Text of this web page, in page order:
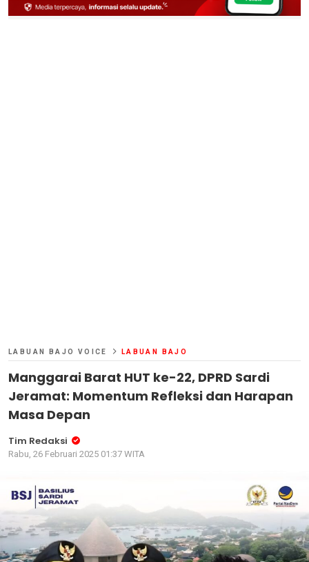
LABUAN BAJO VOICE LABUAN BAJO
Manggarai Barat HUT ke-22, DPRD Sardi
Jeramat: Momentum Refleksi dan Harapan
Masa Depan
Tim Redaksi
Rabu, 26 Februari 2025 01:37 WITA